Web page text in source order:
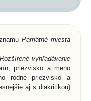
Pamätné miesta
Rozšírené vyhľadávanie
priezvisko a meno
rodné priezvisko a
aj s diakritikou)